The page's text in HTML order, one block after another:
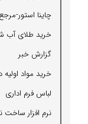
چاینا استور-
خرید طلای آب
گزارش خبر
خرید مواد اولیه
لباس فرم اداری
نرم افزار ساخت